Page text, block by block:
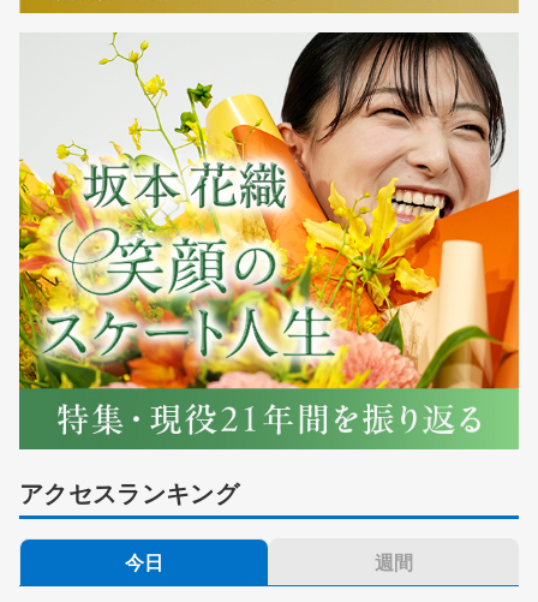
アクセスランキング
今日 週間